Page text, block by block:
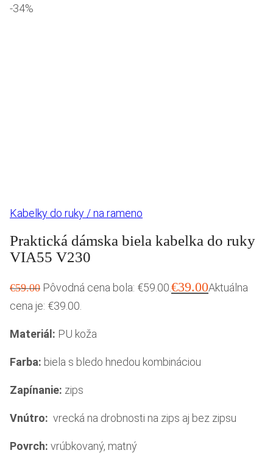
-34%
Kabelky do ruky / na rameno
Praktická dámska biela kabelka do ruky
VIA55 V230
€59.00 Pôvodná cena bola: €59.00.€39.00Aktuálna
cena je: €39.00.
Materiál: PU koža
Farba: biela s bledo hnedou kombináciou
Zapínanie: zips
Vnútro: vrecká na drobnosti na zips aj bez zipsu
Povrch: vrúbkovaný, matný